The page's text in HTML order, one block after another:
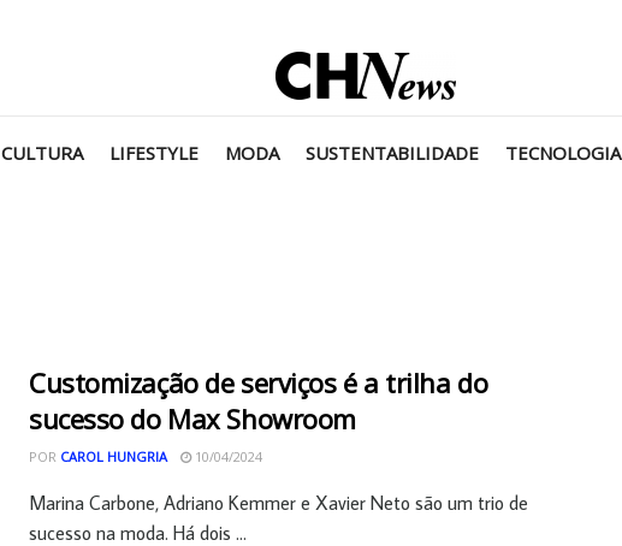
CULTURA LIFESTYLE MODA SUSTENTABILIDADE TECNOLOGIA
Customização de serviços é a trilha do
sucesso do Max Showroom
POR CAROL HUNGRIA 10/04/2024
Marina Carbone, Adriano Kemmer e Xavier Neto são um trio de
sucesso na moda. Há dois ...